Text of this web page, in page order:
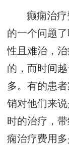
癫痫治
的一个问题
性且难治，
的，而时间
多。有的患
销对他们来
时的治疗，
痫治疗费用